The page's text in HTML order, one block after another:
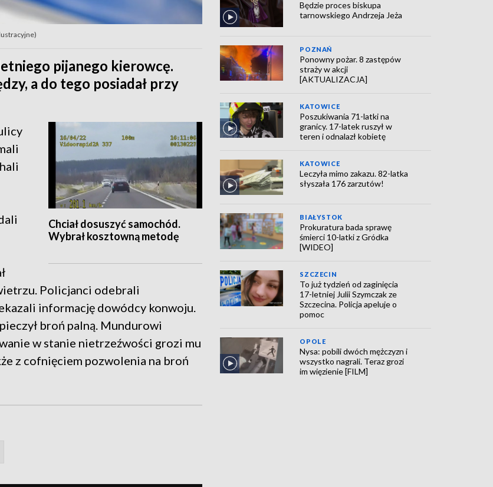
pijanego kierowcę.
a do tego posiadał przy
Chciał dosuszyć samochód.
Wybrał kosztowną metodę
Policjanci odebrali
informację dowódcy konwoju.
broń palną. Mundurowi
w stanie nietrzeźwości grozi mu
z cofnięciem pozwolenia na broń
Będzie proces biskupa
tarnowskiego Andrzeja Jeża
POZNAŃ
Ponowny pożar. 8 zastępów
straży w akcji
[AKTUALIZACJA]
KATOWICE
Poszukiwania 71-latki na
granicy. 17-latek ruszył w
teren i odnalazł kobietę
KATOWICE
Leczyła mimo zakazu. 82-latka
słyszała 176 zarzutów!
BIAŁYSTOK
Prokuratura bada sprawę
śmierci 10-latki z Gródka
[WIDEO]
SZCZECIN
To już tydzień od zaginięcia
17-letniej Julii Szymczak ze
Szczecina. Policja apeluje o
pomoc
OPOLE
Nysa: pobili dwóch mężczyzn i
wszystko nagrali. Teraz grozi
im więzienie [FILM]